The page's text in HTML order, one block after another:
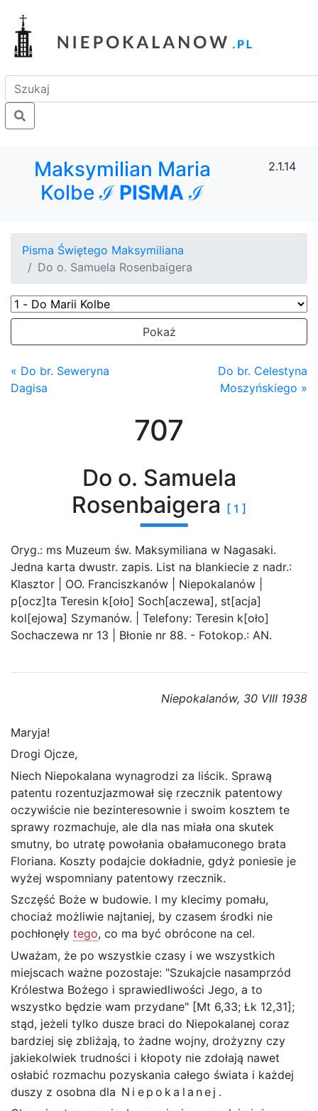
Maksymilian Maria
Kolbe ℐ PISMA ℐ
2.1.14
Pisma Świętego Maksymiliana
Do o. Samuela Rosenbaigera
Pokaż
« Do br. Seweryna
Dagisa
Do br. Celestyna
Moszyńskiego »
707
Do o. Samuela
Rosenbaigera
[ 1 ]
Oryg.: ms Muzeum św. Maksymiliana w Nagasaki.
Jedna karta dwustr. zapis. List na blankiecie z nadr.:
Klasztor | OO. Franciszkanów | Niepokalanów |
p[ocz]ta Teresin k[oło] Soch[aczewa], st[acja]
kol[ejowa] Szymanów. | Telefony: Teresin k[oło]
Sochaczewa nr 13 | Błonie nr 88. - Fotokop.: AN.
Niepokalanów, 30 VIII 1938
Maryja!
Drogi Ojcze,
Niech Niepokalana wynagrodzi za liścik. Sprawą
patentu rozentuzjazmował się rzecznik patentowy
oczywiście nie bezinteresownie i swoim kosztem te
sprawy rozmachuje, ale dla nas miała ona skutek
smutny, bo utratę powołania obałamuconego brata
Floriana. Koszty podajcie dokładnie, gdyż poniesie je
wyżej wspomniany patentowy rzecznik.
Szczęść Boże w budowie. I my klecimy pomału,
chociaż możliwie najtaniej, by czasem środki nie
pochłonęły tego, co ma być obrócone na cel.
Uważam, że po wszystkie czasy i we wszystkich
miejscach ważne pozostaje: "Szukajcie nasamprzód
Królestwa Bożego i sprawiedliwości Jego, a to
wszystko będzie wam przydane" [Mt 6,33; Łk 12,31];
stąd, jeżeli tylko dusze braci do Niepokalanej coraz
bardziej się zbliżają, to żadne wojny, drożyzny czy
jakiekolwiek trudności i kłopoty nie zdołają nawet
osłabić rozmachu pozyskania całego świata i każdej
duszy z osobna dla Niepokalanej .